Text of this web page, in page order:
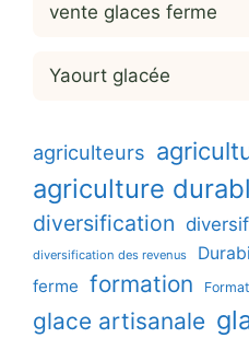
vente glaces ferme
Yaourt glacée
agriculteurs
agriculture
diversification
diversification des revenus
ferme formation
glace artisanale